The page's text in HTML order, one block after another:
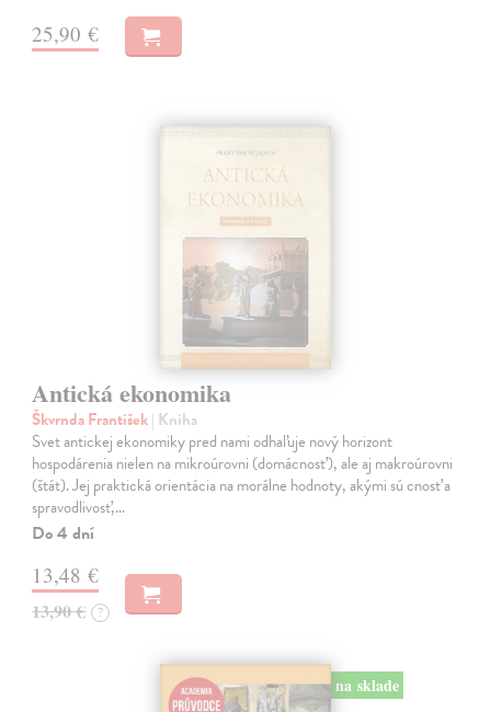
25,90 €
Antická ekonomika
Škvrnda František| Kniha
Svet antickej ekonomiky pred nami odhaľuje nový horizont
hospodárenia nielen na mikroúrovni (domácnosť), ale aj makroúrovni
(štát). Jej praktická orientácia na morálne hodnoty, akými sú cnosť a
spravodlivosť,…
Do 4 dní
13,48 €
13,90 € ?
na sklade